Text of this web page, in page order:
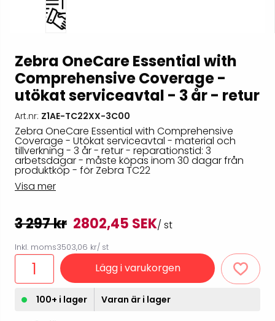
Zebra OneCare Essential with
Comprehensive Coverage -
utökat serviceavtal - 3 år - retur
Art.nr: Z1AE-TC22XX-3C00
Zebra OneCare Essential with Comprehensive
Coverage - Utökat serviceavtal - material och
tillverkning - 3 år - retur - reparationstid: 3
arbetsdagar - måste köpas inom 30 dagar från
produktköp - för Zebra TC22
Visa mer
3 297 kr 2802,45 SEK/ st
Inkl. moms3503,06 kr/ st
Lägg i varukorgen
100+ i lager Varan är i lager